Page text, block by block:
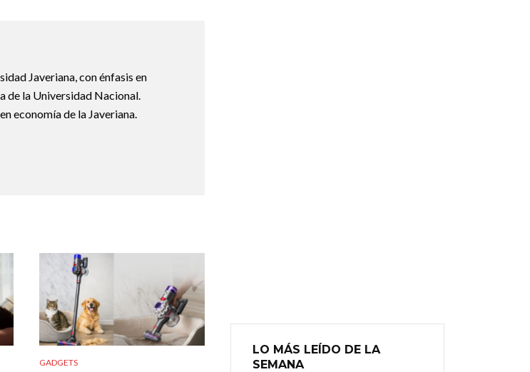
Javeriana, con énfasis en
de la Universidad Nacional.
economía de la Javeriana.
GADGETS
LO MÁS LEÍDO DE LA
SEMANA